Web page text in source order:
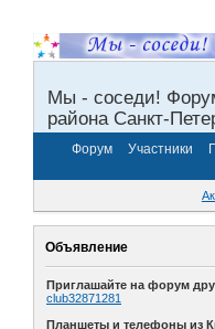
Мы - соседи!
района Санкт-
Форум Участники
Объявление
Приглашайте на форум
club32871281
Планшеты и телефоны из